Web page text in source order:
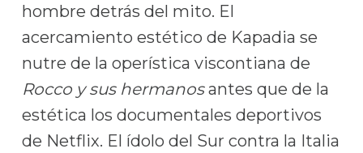
hombre detrás del mito. El
acercamiento estético de Kapadia se
nutre de la operística viscontiana de
Rocco y sus hermanosantes que de la
estética los documentales deportivos
de Netflix. El ídolo del Sur contra la Italia